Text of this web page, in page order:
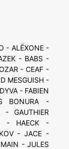
- ALËXONE -
- BABS -
- CEAF -
MESGUISH -
- FABIEN
BONURA -
GAUTHIER
- HAECK -
- JACE -
- JULES